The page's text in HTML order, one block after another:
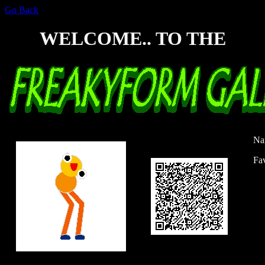
Go Back
WELCOME.. TO THE